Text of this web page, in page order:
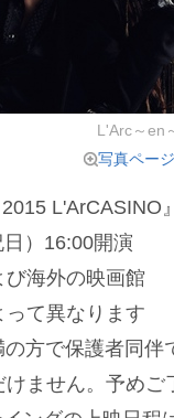
L'Arc～en
写真ペー
2015
）16:00開演
び海外の映画館
て異なります
方で保護者同伴
ません。予めご